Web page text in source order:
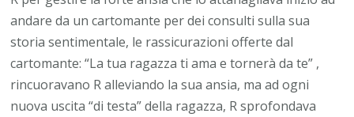
andare da un cartomante per dei consulti sulla sua
storia sentimentale, le rassicurazioni offerte dal
cartomante: “La tua ragazza ti ama e tornerà da te” ,
rincuoravano R alleviando la sua ansia, ma ad ogni
nuova uscita “di testa” della ragazza, R sprofondava